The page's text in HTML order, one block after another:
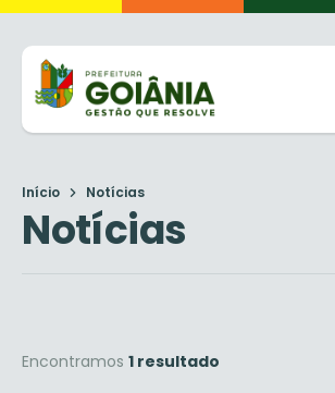
Início Notícias
Notícias
Encontramos 1 resultado